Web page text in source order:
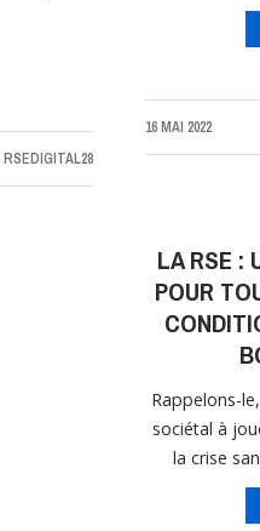
RSEDIGITAL28
16 MAI 2022
LA RSE :
POUR
Rappelons-
sociétal à
la crise